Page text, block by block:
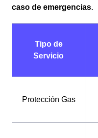
caso de emergencias.
Tipo de
Servicio
Protección Gas